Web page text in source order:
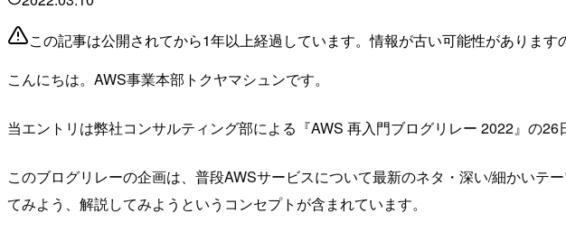
この記事は公開されてから1年以上経過しています。情報が古い可能性があります
こんにちは。AWS事業本部トクヤマシュンです。
当エントリは弊社コンサルティング部による『AWS 再入門ブログリレー 2022』の26
このブログリレーの企画は、普段AWSサービスについて最新のネタ・深い/細かい
てみよう、解説してみようというコンセプトが含まれています。